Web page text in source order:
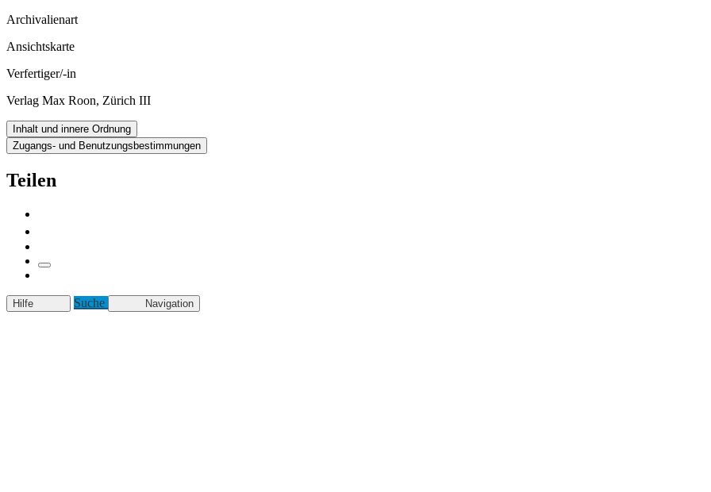
Archivalienart
Ansichtskarte
Verfertiger/-in
Verlag Max Roon, Zürich III
Inhalt und innere Ordnung
Zugangs- und Benutzungsbestimmungen
Teilen
Hilfe Suche Navigation